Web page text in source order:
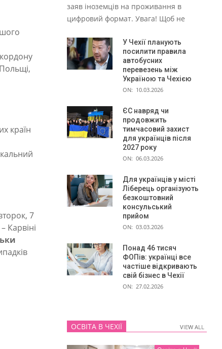
країн
7
Карвіні
заяв іноземців на проживання в
цифровий формат. Увага! Щоб не
У Чехії планують
посилити правила
автобусних
перевезень між
Україною та Чехією
ON: 10.03.2026
ЄС навряд чи
продовжить
тимчасовий захист
для українців після
2027 року
ON: 06.03.2026
Для українців у місті
Ліберець організують
безкоштовний
консульський
прийом
ON: 03.03.2026
Понад 46 тисяч
ФОПів: українці все
частіше відкривають
свій бізнес в Чехії
ON: 27.02.2026
ОСВІТА В ЧЕХІЇ VIEW ALL
VIEW ALL